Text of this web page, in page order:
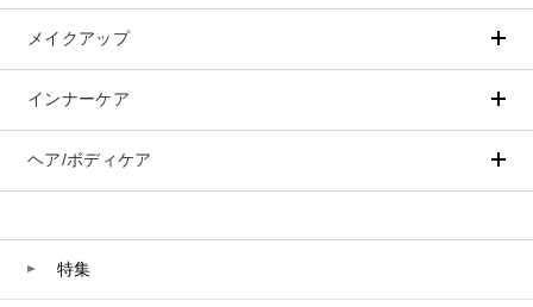
アイテムから探す
化粧水
オールインワン
メイクアップ
ベースメイク
UVケア
インナーケア
成分別で探す
乳酸菌
コラーゲン
ヘルスサポート
ヘア/ボディケア
スカルプケア
シャンプー
ボディソープ
特集